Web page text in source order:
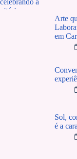
Arte
em
Sol,
é a